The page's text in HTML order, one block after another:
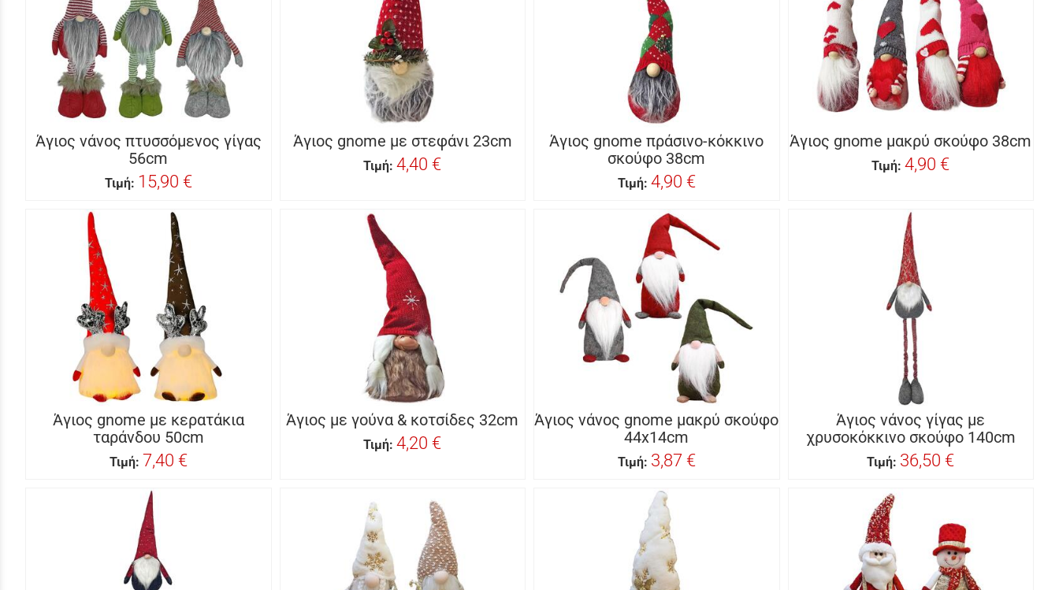
Άγιος νάνος πτυσσόμενος γίγας
56cm
Τιμή: 15,90 €
Άγιος gnome με στεφάνι 23cm
Τιμή: 4,40 €
Άγιος gnome πράσινο-κόκκινο
σκούφο 38cm
Τιμή: 4,90 €
Άγιος gnome μακρύ σκούφο 38cm
Τιμή: 4,90 €
Άγιος gnome με κερατάκια
ταράνδου 50cm
Τιμή: 7,40 €
Άγιος με γούνα & κοτσίδες 32cm
Τιμή: 4,20 €
Άγιος νάνος gnome μακρύ σκούφο
44x14cm
Τιμή: 3,87 €
Άγιος νάνος γίγας με
χρυσοκόκκινο σκούφο 140cm
Τιμή: 36,50 €